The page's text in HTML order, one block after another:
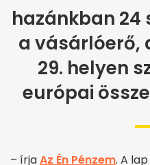
hazánkban 24
a vásárlóerő,
29. helyen
európai
– írjaAz Én Pénzem. A